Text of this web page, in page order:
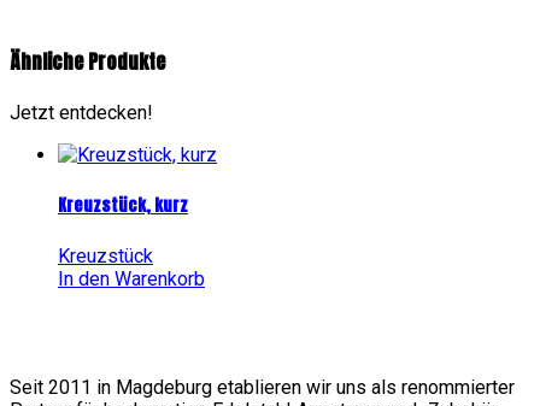
Ähnliche Produkte
Jetzt entdecken!
Kreuzstück, kurz
Kreuzstück
In den Warenkorb
Seit 2011 in Magdeburg etablieren wir uns als renommierter